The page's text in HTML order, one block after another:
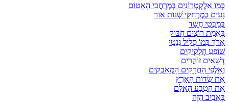
כְּמוֹ אֵלֶקְטְרוֹנִים בְּמֶרְחֲבֵי הָאָטוֹם
נָעִים בְּמֶרְחַקֵּי שְׁנוֹת אוֹר
בְּמַבְּטֵי חֲשָׁד
בֶּאֱמֶת רוֹצִים חִבּוּק
אָרֹךְ כְּמוֹ סְלִיל גֵּנֵטִי
שׁוֹפֵעַ חֶלְקִיקִים
דְּשָׁאִים זוֹהֲרִים
וְאַלְפֵי הַחֲרָקִים הַמְּאַבְּקִים
אֶת שְׂדוֹת הָאָרֶץ
אֶת הַטֶּבַע הָאִלֵּם
בָּאָבִיב הַזֶּה